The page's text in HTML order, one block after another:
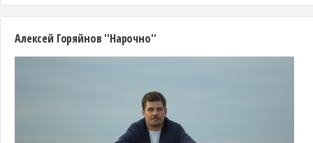
Алексей Горяйнов ''Нарочно''